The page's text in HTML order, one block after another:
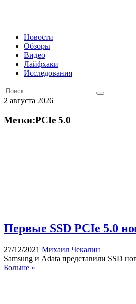
Новости
Обзоры
Видео
Лайфхаки
Исследования
2 августа 2026
Метки:PCIe 5.0
Первые SSD PCIe 5.0
27/12/2021 Михаил Чекалин
Samsung и Adata представили SSD
Больше »